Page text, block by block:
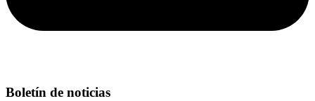
Boletín de noticias